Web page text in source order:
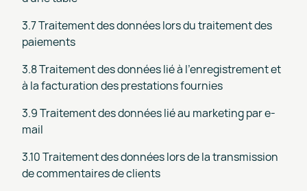
3.7 Traitement des données lors du traitement des
paiements
3.8 Traitement des données lié à l'enregistrement et
à la facturation des prestations fournies
3.9 Traitement des données lié au marketing par e-
mail
3.10 Traitement des données lors de la transmission
de commentaires de clients